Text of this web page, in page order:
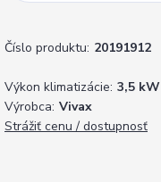
Číslo produktu: 20191912
Výkon klimatizácie: 3,5 kW
Výrobca: Vivax
Strážiť cenu / dostupnosť